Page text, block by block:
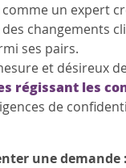
comme un expert
changements
ses pairs.
et désireux
régissant les
de
une demande :